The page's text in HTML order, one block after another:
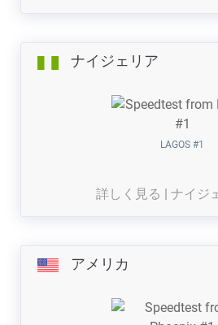
ナイジェリア
LAGOS #1
詳しく見る | ナイジ
アメリカ